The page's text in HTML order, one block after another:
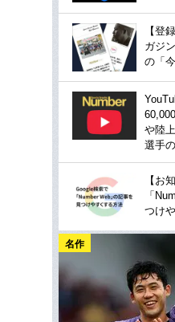
【登
ガジ
の「
や陸
選手
【お
「
つけ
名作